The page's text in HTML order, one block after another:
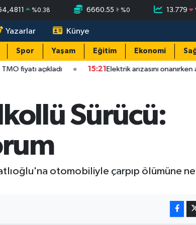
%0.38 6660.55 %0 13.779
Yazarlar Künye
Spor Yaşam Eğitim Ekonomi
fiyatı açıkladı 15:21Elektrik arızasını onanırken
Sürücü:
otomobiliyle çarpıp ölümüne